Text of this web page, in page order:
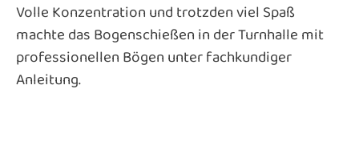
Volle Konzentration und trotzden viel Spaß
machte das Bogenschießen in der Turnhalle mit
professionellen Bögen unter fachkundiger
Anleitung.